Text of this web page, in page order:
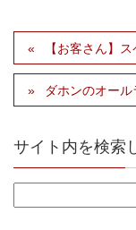
【お客さん】
ダホンのオー
サイト内を検索